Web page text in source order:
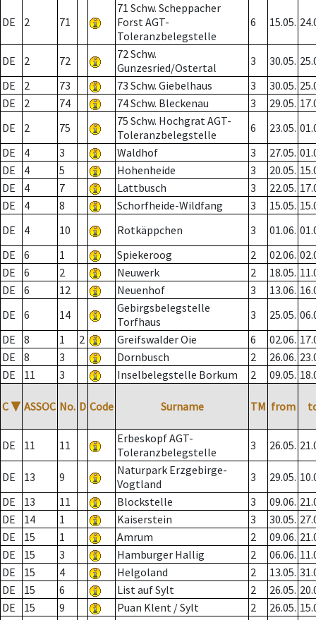
DE 2 71
71 Schw. Scheppacher
Forst AGT-
Toleranzbelegstelle
6 15.05.
DE 2 72
72 Schw.
Gunzesried/Ostertal
3 30.05.
DE
2 73 73 Schw. Giebelhaus 3 30.05.
DE
2 74 74 Schw. Bleckenau 3 29.05.
DE
2 75
75 Schw. Hochgrat AGT-
Toleranzbelegstelle
6 23.05.
DE
4 3 Waldhof 3 27.05.
DE
4 5 Hohenheide 3 20.05.
DE
4 7 Lattbusch 3 22.05.
DE
4 8 Schorfheide-Wildfang 3 15.05.
DE
4 10 Rotkäppchen 3 01.06.
DE
6 1 Spiekeroog 2 02.06.
DE
6 2 Neuwerk 2 18.05.
DE
6 12 Neuenhof 3 13.06.
DE
6 14
Gebirgsbelegstelle
Torfhaus
3 25.05.
DE
8 1 2 Greifswalder Oie 6 02.06.
DE
8 3 Dornbusch 2 26.06.
DE
11 3 Inselbelegstelle Borkum 2 09.05.
C ▼ ASSOC No. D Code Surname TM from
DE 11 11
Erbeskopf AGT-
Toleranzbelegstelle
3 26.05.
DE 13 9
Naturpark Erzgebirge-
Vogtland
3 29.05.
DE
13 11 Blockstelle 3 09.06.
DE
14 1 Kaiserstein 3 30.05.
DE
15 1 Amrum 2 09.06.
DE
15 3 Hamburger Hallig 2 06.06.
DE
15 4 Helgoland 2 13.05.
DE
15 6 List auf Sylt 2 26.05.
DE
15 9 Puan Klent / Sylt 2 26.05.